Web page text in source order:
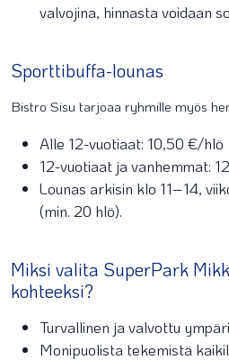
valvojina, hinnasta voidaan
Sporttibuffa-lounas
Bistro Sisu tarjoaa ryhmille myös
Alle 12-vuotiaat: 10,50 €/hlö
12-vuotiaat ja vanhemmat:
Lounas arkisin klo 11–14,
(min. 20 hlö).
Miksi valita SuperPark
kohteeksi?
Turvallinen ja valvottu
Monipuolista tekemistä